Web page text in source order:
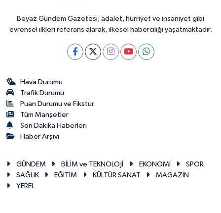
Beyaz Gündem Gazetesi; adalet, hürriyet ve insaniyet gibi
evrensel ilkleri referans alarak, ilkesel haberciliği yaşatmaktadır.
Hava Durumu
Trafik Durumu
Puan Durumu ve Fikstür
Tüm Manşetler
Son Dakika Haberleri
Haber Arşivi
GÜNDEM BİLİM ve TEKNOLOJİ EKONOMİ
SPOR
SAĞLIK
EĞİTİM KÜLTÜR SANAT
MAGAZİN
YEREL